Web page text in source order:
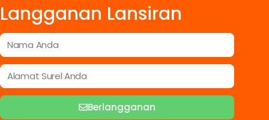
Langganan Lansiran
Berlangganan